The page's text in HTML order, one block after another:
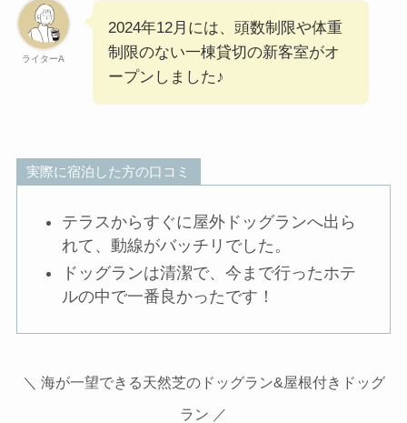
ライターA
2024年12月には、頭数制限や体重
制限のない一棟貸切の新客室がオ
ープンしました♪
実際に宿泊した方の口コミ
テラスからすぐに屋外ドッグランへ出ら
れて、動線がバッチリでした。
ドッグランは清潔で、今まで行ったホテ
ルの中で一番良かったです！
＼ 海が一望できる天然芝のドッグラン&屋根付きドッグ
ラン ／